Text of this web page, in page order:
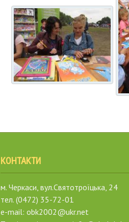
КОНТАКТИ
м. Черкаси, вул.Святотроїцька, 24
тел. (0472) 35-72-01
e-mail: obk2002@ukr.net